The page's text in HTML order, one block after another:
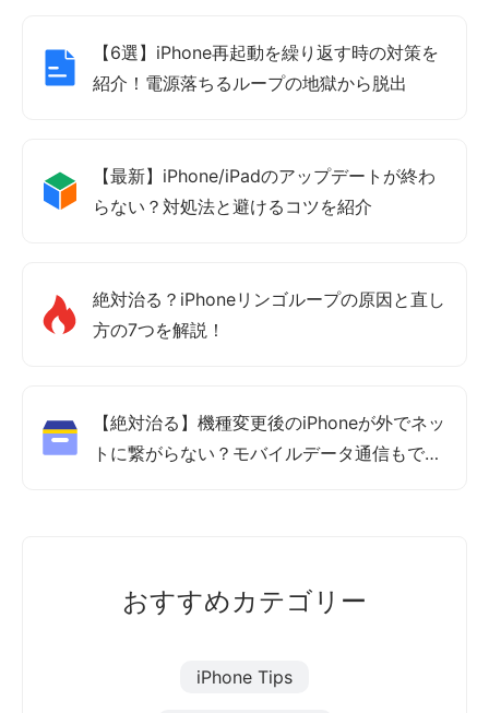
【6選】iPhone再起動を繰り返す時の対策を
紹介！電源落ちるループの地獄から脱出
【最新】iPhone/iPadのアップデートが終わ
らない？対処法と避けるコツを紹介
絶対治る？iPhoneリンゴループの原因と直し
方の7つを解説！
【絶対治る】機種変更後のiPhoneが外でネッ
トに繋がらない？モバイルデータ通信もでき
おすすめカテゴリー
iPhone Tips